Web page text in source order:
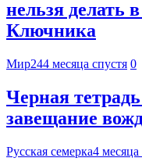
нельзя делать
Ключника
Мир244 месяца спустя 0
Черная
завещание
Русская семерка4 месяца